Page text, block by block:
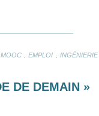
MOOC.EMPLOI .INGÉNIERIE
DE DEMAIN »